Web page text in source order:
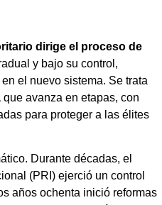
dirige el proceso de
y bajo su control,
el nuevo sistema. Se trata
que avanza en etapas, con
para proteger a las élites
Durante décadas, el
(PRI) ejerció un control
años ochenta inició reformas